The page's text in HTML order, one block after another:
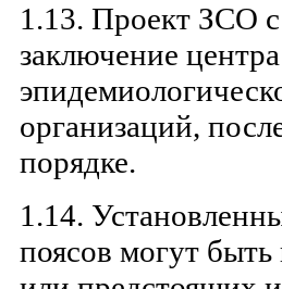
1.13. Проект ЗСО
заключение
организаций,
порядке.
1.14.
поясов могут